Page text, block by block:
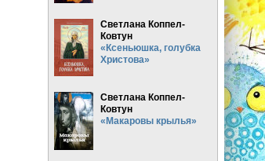
Светлана Коппел-
Ковтун
«Ксеньюшка, голубка
Христова»
Светлана Коппел-
Ковтун
«Макаровы крылья»